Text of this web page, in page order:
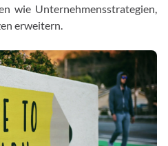
wie Unternehmensstrategien,
erweitern.